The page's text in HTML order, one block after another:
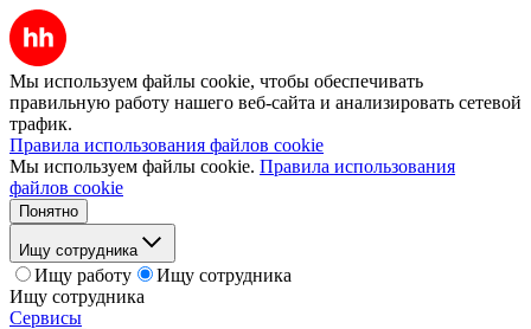
Мы используем файлы cookie, чтобы обеспечивать
правильную работу нашего веб-сайта и анализировать сетевой
трафик.
Правила использования файлов cookie
Мы используем файлы cookie. Правила использования
файлов cookie
Понятно
Ищу сотрудника
Ищу работу
Ищу сотрудника
Ищу сотрудника
Сервисы